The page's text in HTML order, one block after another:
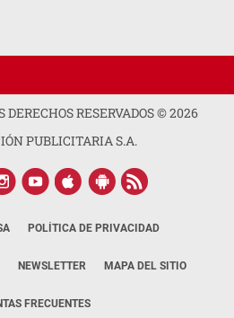
DERECHOS RESERVADOS ©2026
PUBLICITARIA S.A.
POLÍTICA DE PRIVACIDAD
NEWSLETTER MAPA DEL SITIO
FRECUENTES